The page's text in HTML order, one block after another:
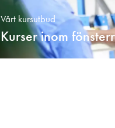
Vårt kursutbud
Kurser inom